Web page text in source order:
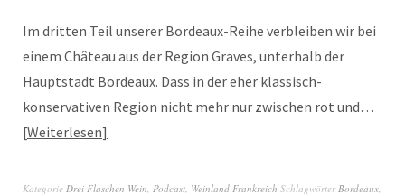
Im dritten Teil unserer Bordeaux-Reihe verbleiben wir bei
einem Château aus der Region Graves, unterhalb der
Hauptstadt Bordeaux. Dass in der eher klassisch-
konservativen Region nicht mehr nur zwischen rot und…
Weiterlesen
Kategorie Drei Flaschen Wein Podcast Weinland Frankreich Schlagwörter Bordeaux